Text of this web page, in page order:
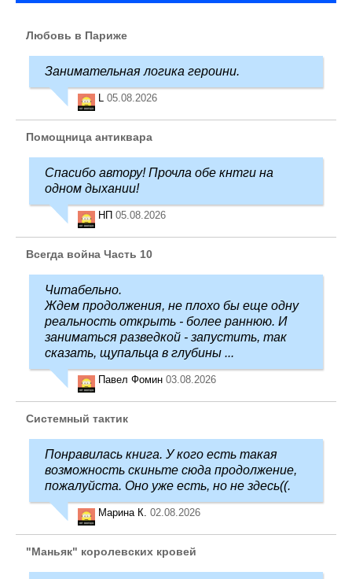
Любовь в Париже
Занимательная логика героини.
L 05.08.2026
Помощница антиквара
Спасибо автору! Прочла обе кнтги на
одном дыхании!
НП 05.08.2026
Всегда война Часть 10
Читабельно.
Ждем продолжения, не плохо бы еще одну
реальность открыть - более раннюю. И
заниматься разведкой - запустить, так
сказать, щупальца в глубины ...
Павел Фомин 03.08.2026
Системный тактик
Понравилась книга. У кого есть такая
возможность скиньте сюда продолжение,
пожалуйста. Оно уже есть, но не здесь((.
Марина К. 02.08.2026
"Маньяк" королевских кровей